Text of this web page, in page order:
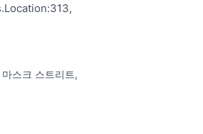
스크 스트리트,